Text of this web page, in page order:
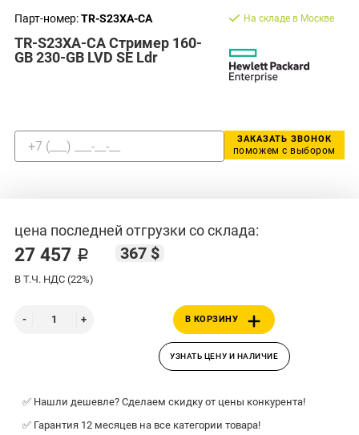
Парт-номер:TR-S23XA-CA
TR-S23XA-CA Стример 160-
GB 230-GB LVD SE Ldr
На складе в Москве
ЗАКАЗАТЬ ЗВОНОК
поможем с выбором
цена последней отгрузки со склада:
27 457 ₽ 367 $
В Т.Ч. НДС (22%)
В КОРЗИНУ
УЗНАТЬ ЦЕНУ И НАЛИЧИЕ
✅ Нашли дешевле? Сделаем скидку от цены конкурента!
✅ Гарантия 12 месяцев на все категории товара!